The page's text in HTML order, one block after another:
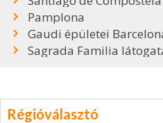
Pamplona
Gaudi épületei
Sagrada Familia
Régióválasztó